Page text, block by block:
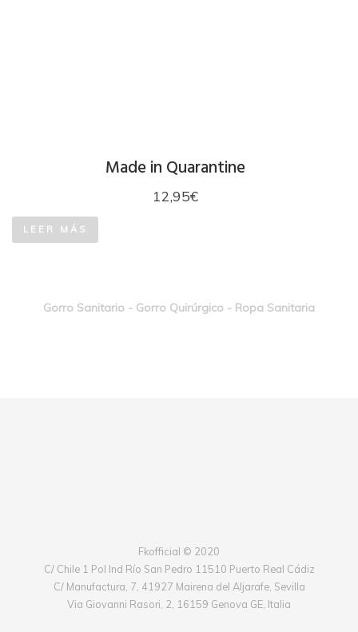
Made in Quarantine
12,95€
LEER MÁS
Gorro Sanitario - Gorro Quirúrgico - Ropa Sanitaria
Fkofficial © 2020
C/ Chile 1 Pol Ind Río San Pedro 11510 Puerto Real Cádiz
C/ Manufactura, 7, 41927 Mairena del Aljarafe, Sevilla
Via Giovanni Rasori, 2, 16159 Genova GE, Italia